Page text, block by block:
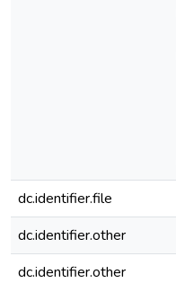
dc.identifier.file
dc.identifier.other
dc.identifier.other